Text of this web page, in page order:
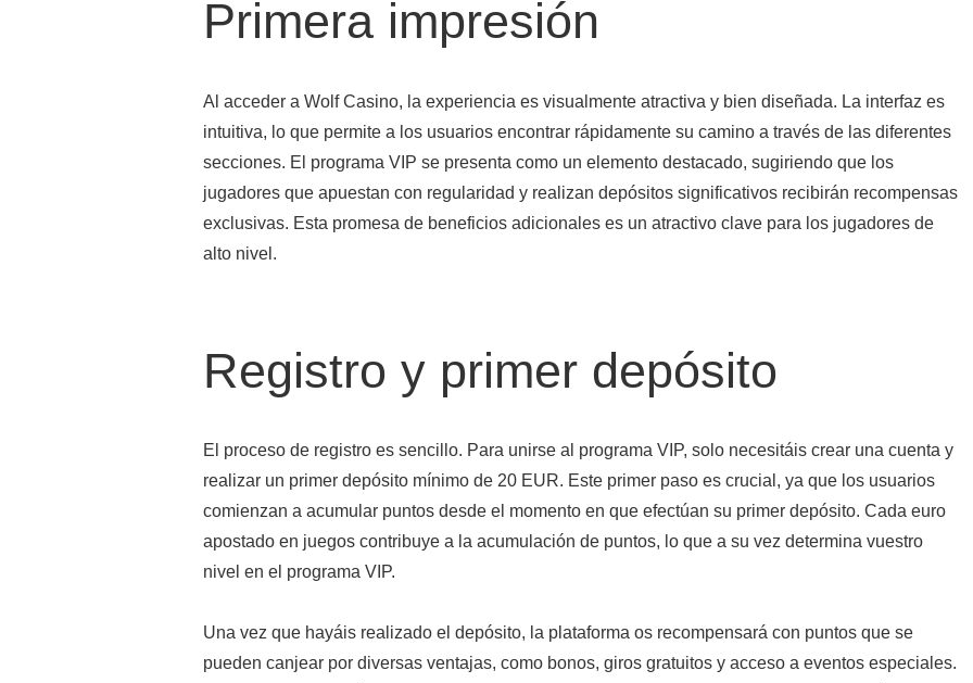
Primera impresión
Al acceder a Wolf Casino, la experiencia es visualmente atractiva y bien diseñada. La interfaz es
intuitiva, lo que permite a los usuarios encontrar rápidamente su camino a través de las diferentes
secciones. El programa VIP se presenta como un elemento destacado, sugiriendo que los
jugadores que apuestan con regularidad y realizan depósitos significativos recibirán recompensas
exclusivas. Esta promesa de beneficios adicionales es un atractivo clave para los jugadores de
alto nivel.
Registro y primer depósito
El proceso de registro es sencillo. Para unirse al programa VIP, solo necesitáis crear una cuenta y
realizar un primer depósito mínimo de 20 EUR. Este primer paso es crucial, ya que los usuarios
comienzan a acumular puntos desde el momento en que efectúan su primer depósito. Cada euro
apostado en juegos contribuye a la acumulación de puntos, lo que a su vez determina vuestro
nivel en el programa VIP.
Una vez que hayáis realizado el depósito, la plataforma os recompensará con puntos que se
pueden canjear por diversas ventajas, como bonos, giros gratuitos y acceso a eventos especiales.